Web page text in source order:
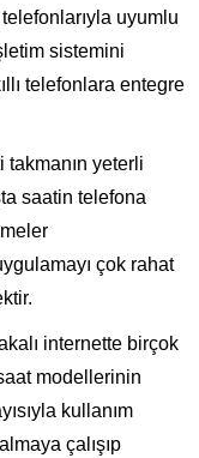
uyumlu
sistemini
telefonlara entegre
takmanın yeterli
saatin telefona
çok rahat
internette birçok
modellerinin
kullanım
çalışıp